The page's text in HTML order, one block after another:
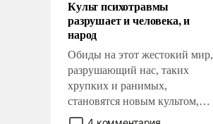
Культ психотравмы
разрушает и человека, и
народ
Обиды на этот жестокий мир,
разрушающий нас, таких
хрупких и ранимых,
становятся новым культом,
постепенно вытесняя и